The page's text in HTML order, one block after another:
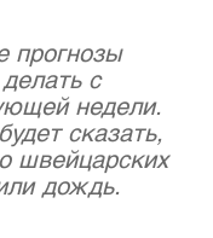
прогнозы
с
недели.
сказать,
швейцарских
дождь.